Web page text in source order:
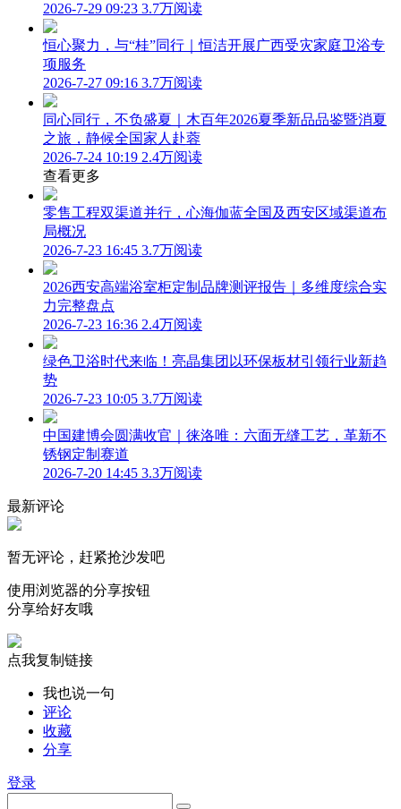
2026-7-29 09:23 3.7万阅读
恒心聚力，与“桂”同行｜恒洁开展广西受灾家庭卫浴专
项服务
2026-7-27 09:16 3.7万阅读
同心同行，不负盛夏｜木百年2026夏季新品品鉴暨消夏
之旅，静候全国家人赴蓉
2026-7-24 10:19 2.4万阅读
查看更多
零售工程双渠道并行，心海伽蓝全国及西安区域渠道布
局概况
2026-7-23 16:45 3.7万阅读
2026西安高端浴室柜定制品牌测评报告｜多维度综合实
力完整盘点
2026-7-23 16:36 2.4万阅读
绿色卫浴时代来临！亮晶集团以环保板材引领行业新趋
势
2026-7-23 10:05 3.7万阅读
中国建博会圆满收官｜徕洛唯：六面无缝工艺，革新不
锈钢定制赛道
2026-7-20 14:45 3.3万阅读
最新评论
暂无评论，赶紧抢沙发吧
使用浏览器的分享按钮
分享给好友哦
点我复制链接
我也说一句
评论
收藏
分享
登录